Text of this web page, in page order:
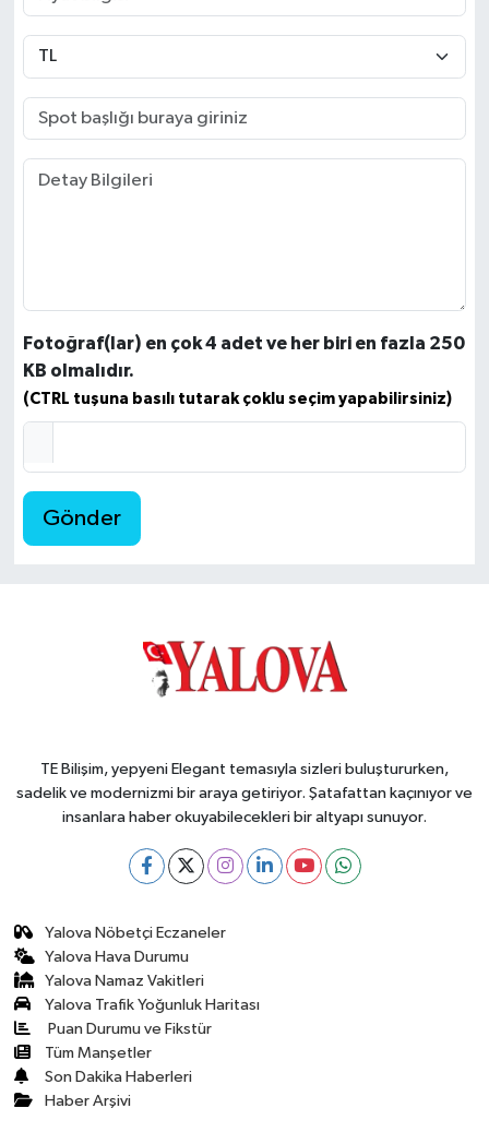
Fotoğraf(lar) en çok 4 adet ve her biri en fazla 250
KB olmalıdır.
(CTRL tuşuna basılı tutarak çoklu seçim yapabilirsiniz)
Gönder
TE Bilişim, yepyeni Elegant temasıyla sizleri buluştururken,
sadelik ve modernizmi bir araya getiriyor. Şatafattan kaçınıyor ve
insanlara haber okuyabilecekleri bir altyapı sunuyor.
Yalova Nöbetçi Eczaneler
Yalova Hava Durumu
Yalova Namaz Vakitleri
Yalova Trafik Yoğunluk Haritası
Puan Durumu ve Fikstür
Tüm Manşetler
Son Dakika Haberleri
Haber Arşivi